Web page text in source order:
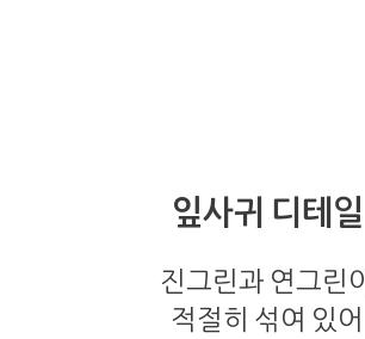
잎사귀 디테일
진그린과 연그린이
적절히 섞여 있어